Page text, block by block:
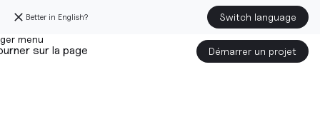
Better in English? Switch language
sur la page Démarrer un projet